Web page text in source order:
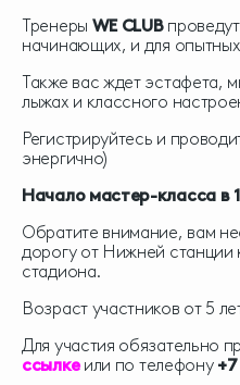
Тренеры WE CLUB
начинающих, и для
Также вас ждет эстафета,
лыжах и классного
Регистрируйтесь и
энергично)
Начало мастер-класса в
Обратите внимание, вам
дорогу от Нижней станции
стадиона.
Возраст участников от 5
Для участия обязательно
ссылке или по телефону